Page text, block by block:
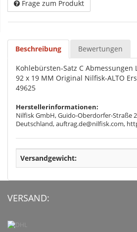
Frage zum Produkt
Beschreibung Bewertungen
Kohlebürsten-Satz C Abmessungen
92 x 19 MM Original Nilfisk-ALTO
49625
Herstellerinformationen:
Nilfisk GmbH, Guido-Oberdorfer-Straße
Deutschland, auftrag.de@nilfisk.com,
Versandgewicht:
VERSAND: